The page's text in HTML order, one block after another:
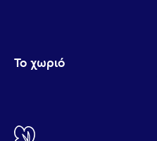
Το χωριό